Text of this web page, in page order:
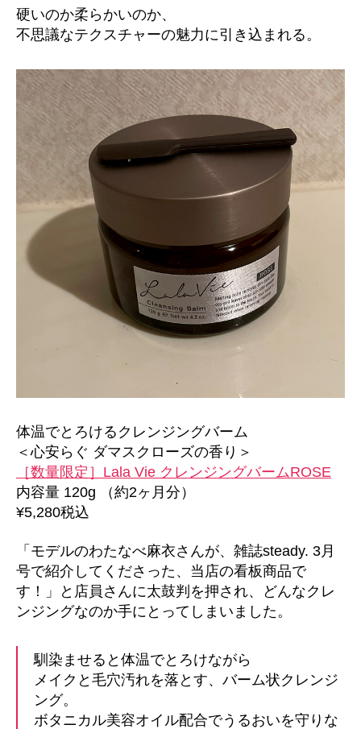
ン
グ）
レ
ン
ジ
グ
バ
ー
ム
間
ー
ズ
い
心
は？
の
硬いのか柔らかいのか、
不思議なテクスチャーの魅力に引き込まれる。
体温でとろけるクレンジングバーム
＜心安らぐ ダマスクローズの香り＞
［数量限定］Lala Vie クレンジングバームROSE
内容量 120g （約2ヶ月分）
¥5,280税込
「モデルのわたなべ麻衣さんが、雑誌steady. 3月
号で紹介してくださった、当店の看板商品で
す！」と店員さんに太鼓判を押され、どんなクレ
ンジングなのか手にとってしまいました。
馴染ませると体温でとろけながら
メイクと毛穴汚れを落とす、バーム状クレンジ
ング。
ボタニカル美容オイル配合でうるおいを守りな